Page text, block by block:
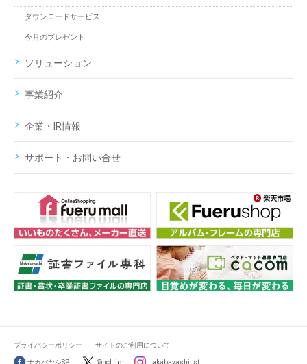
ダウンロードサービス
今月のプレゼント
ソリューション
事業紹介
企業・IR情報
サポート・お問い合せ
プライバシーポリシー サイトのご利用について
ナカバヤシSP @ncl_jp nakabayashi_st